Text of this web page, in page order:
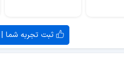
ثبت تجربه شما